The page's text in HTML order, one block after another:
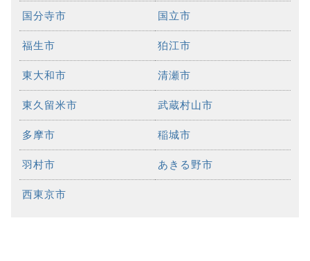
国分寺市 国立市
福生市 狛江市
東大和市 清瀬市
東久留米市 武蔵村山市
多摩市 稲城市
羽村市 あきる野市
西東京市